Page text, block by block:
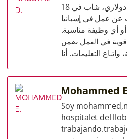
سلام عليكم 👋 أنا نوفل دولاري، شاب في 18
عمل في إسبانيا
أي وظيفة مناسبة.
قوية في العمل ضمن
Mohammed
Soy
hospitalet del